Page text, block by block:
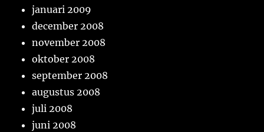
januari 2009
december 2008
november 2008
oktober 2008
september 2008
augustus 2008
juli 2008
juni 2008